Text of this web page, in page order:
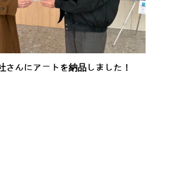
さんにアートを納品しました！